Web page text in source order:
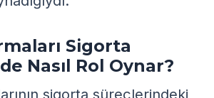
Sigorta
Nasıl Rol Oynar?
sigorta süreçlerindeki